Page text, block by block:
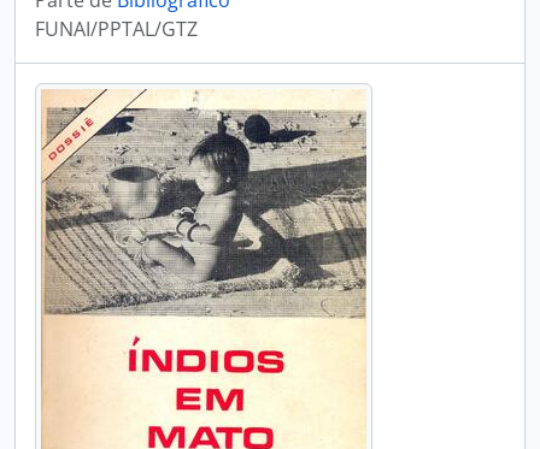
FUNAI/PPTAL/GTZ